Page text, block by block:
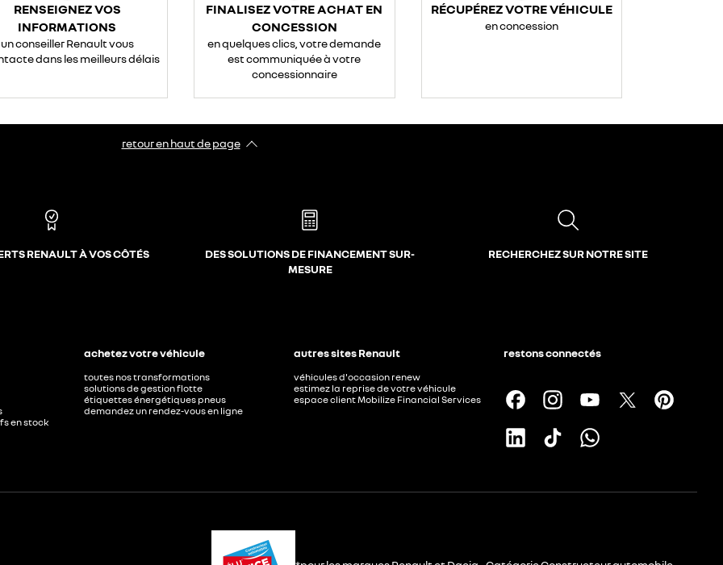
RENSEIGNEZ VOS
INFORMATIONS
un conseiller Renault vous
dans les meilleurs délais
FINALISEZ VOTRE ACHAT EN
CONCESSION
en quelques clics, votre demande
est communiquée à votre
concessionnaire
RÉCUPÉREZ VOTRE VÉHICULE
en concession
retour en haut de page​
RENAULT À VOS CÔTÉS
DES SOLUTIONS DE FINANCEMENT SUR-
MESURE
RECHERCHEZ SUR NOTRE SITE
en stock
achetez votre véhicule
toutes nos transformations
solutions de gestion flotte
étiquettes énergétiques pneus
demandez un rendez-vous en ligne
autres sites Renault
véhicules d'occasion renew
estimez la reprise de votre véhicule
espace client Mobilize Financial Services
restons connectés